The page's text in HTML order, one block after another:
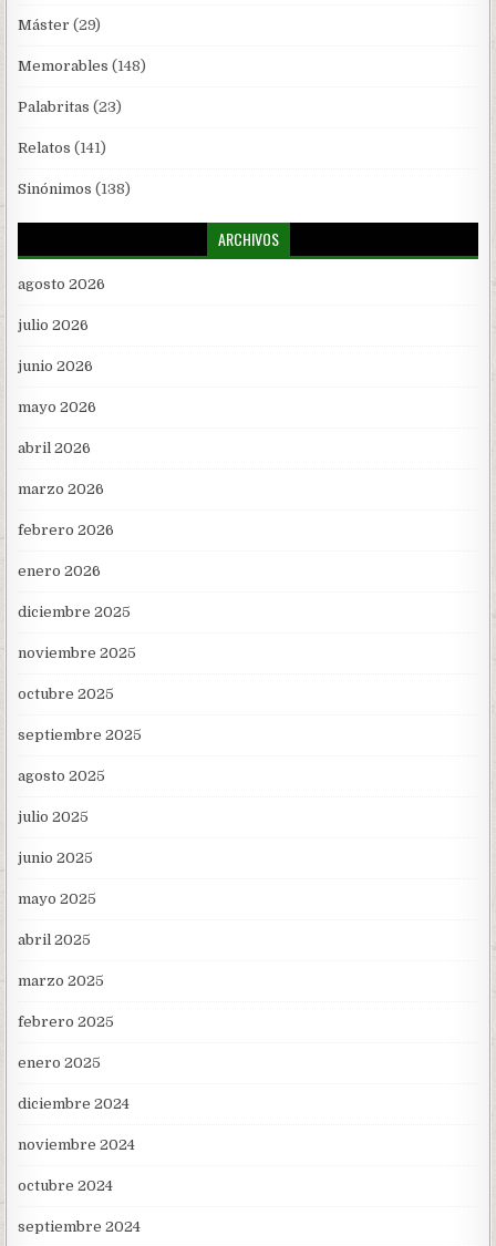
Máster (29)
Memorables (148)
Palabritas (23)
Relatos (141)
Sinónimos (138)
ARCHIVOS
agosto 2026
julio 2026
junio 2026
mayo 2026
abril 2026
marzo 2026
febrero 2026
enero 2026
diciembre 2025
noviembre 2025
octubre 2025
septiembre 2025
agosto 2025
julio 2025
junio 2025
mayo 2025
abril 2025
marzo 2025
febrero 2025
enero 2025
diciembre 2024
noviembre 2024
octubre 2024
septiembre 2024